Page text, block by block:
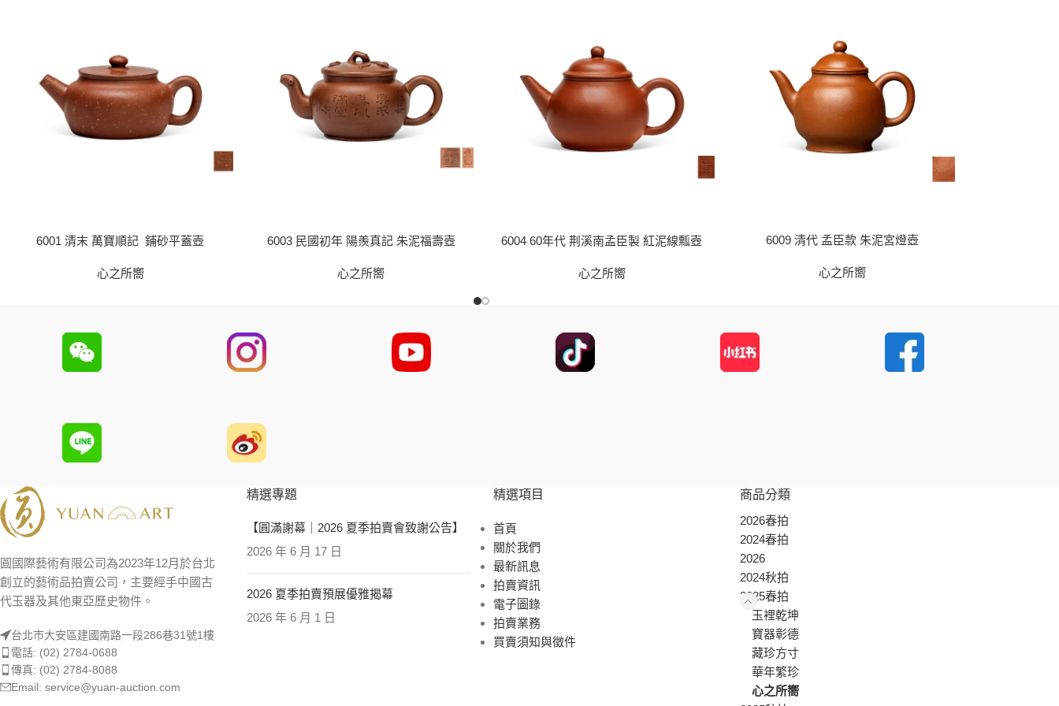
6001 清末 萬寶順記 鋪砂平蓋壺
心之所嚮
6003 民國初年 陽羨真記 朱泥福壽壺
心之所嚮
6004 60年代 荆溪南孟臣製 紅泥線瓢壺
心之所嚮
6009 清代 孟臣款 朱泥宮燈壺
心之所嚮
圓國際藝術有限公司為2023年12月於台北
創立的藝術品拍賣公司，主要經手中國古
代玉器及其他東亞歷史物件。
台北市大安區建國南路一段286巷31號1樓
電話: (02) 2784-0688
傳真: (02) 2784-8088
Email: service@yuan-auction.com
精選專題
【圓滿謝幕｜2026 夏季拍賣會致謝公告】
2026 年 6 月 17 日
2026 夏季拍賣預展優雅揭幕
2026 年 6 月 1 日
精選項目
首頁
關於我們
最新訊息
拍賣資訊
電子圖錄
拍賣業務
買賣須知與徵件
商品分類
2026春拍
2024春拍
2026
2024秋拍
2025春拍
玉裡乾坤
寶器彰德
藏珍方寸
華年繁珍
心之所嚮